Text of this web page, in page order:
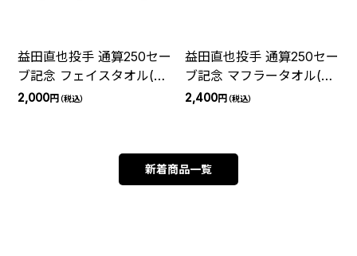
益田直也投手 通算250セー
ブ記念 フェイスタオル(歴
代ビジュアル)
2,000円（税込）
益田直也投手 通算250セー
ブ記念 マフラータオル(歴
代ビジュアル)
2,400円（税込）
新着商品一覧